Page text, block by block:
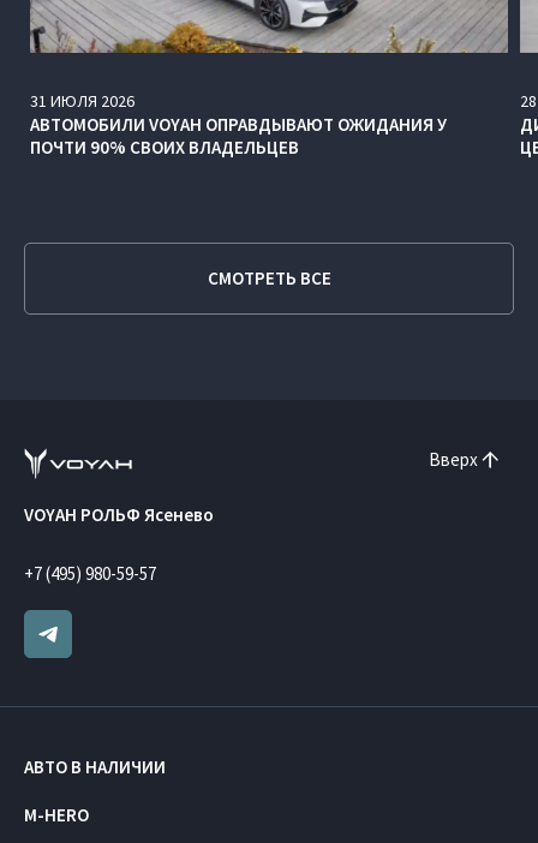
31 ИЮЛЯ 2026
АВТОМОБИЛИ VOYAH ОПРАВДЫВАЮТ ОЖИДАНИЯ У
ПОЧТИ 90% СВОИХ ВЛАДЕЛЬЦЕВ
28
СМОТРЕТЬ ВСЕ
Вверх
VOYAH РОЛЬФ Ясенево
+7 (495) 980-59-57
АВТО В НАЛИЧИИ
M-HERO